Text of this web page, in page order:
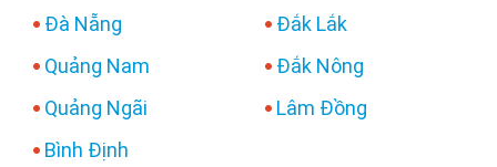
Đà Nẵng
Quảng Nam
Quảng Ngãi
Bình Định
Đắk Lắk
Đắk Nông
Lâm Đồng